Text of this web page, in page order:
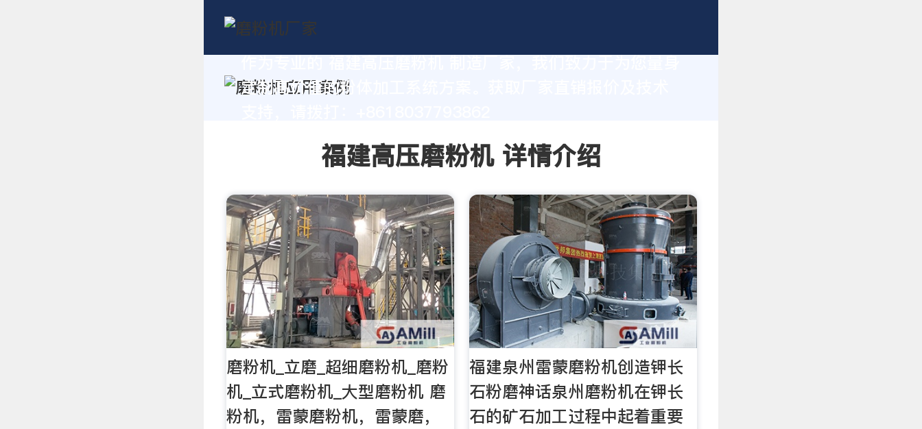
定制高价值的粉体加工系统方案。获取厂家直销报价及技术
福建高压磨粉机 详情介绍
磨粉机_立磨_超细磨粉机_磨粉
机_立式磨粉机_大型磨粉机 磨
粉机，雷蒙磨粉机，雷蒙磨，
福建泉州雷蒙磨粉机创造钾长
石粉磨神话泉州磨粉机在钾长
石的矿石加工过程中起着重要